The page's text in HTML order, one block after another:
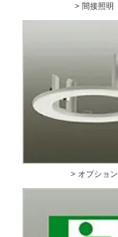
> 間接照明
> オプション